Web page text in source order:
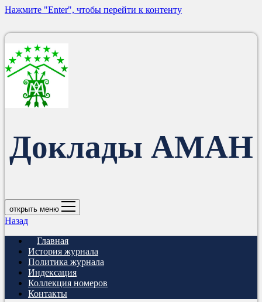
Нажмите "Enter", чтобы перейти к контенту
Доклады АМАН
открыть меню
Назад
Главная
История журнала
Политика журнала
Индексация
Коллекция номеров
Контакты